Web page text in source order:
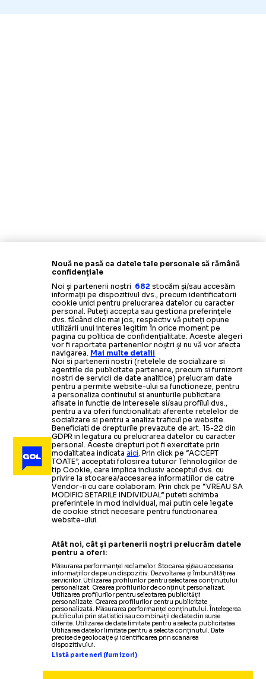
Nouă ne pasă ca datele tale personale să rămână
confidențiale
Noi și partenerii noștri 682 stocăm și/sau accesăm
informații pe dispozitivul dvs., precum identificatorii
cookie unici pentru prelucrarea datelor cu caracter
personal. Puteți accepta sau gestiona preferințele
dvs. făcând clic mai jos, respectiv vă puteți opune
utilizării unui interes legitim în orice moment pe
pagina cu politica de confidențialitate. Aceste alegeri
vor fi raportate partenerilor noștri și nu vă vor afecta
navigarea. Mai multe detalii
Noi si partenerii nostri (retelele de socializare si
agentiile de publicitate partenere, precum si furnizorii
nostri de servicii de date analitice) prelucram date
pentru a permite website-ului sa functioneze, pentru
a personaliza continutul si anunturile publicitare
afisate in functie de interesele si/sau profilul dvs.,
pentru a va oferi functionalitati aferente retelelor de
socializare si pentru a analiza traficul pe website.
Beneficiati de drepturile prevazute de art. 15-22 din
GDPR in legatura cu prelucrarea datelor cu caracter
personal. Aceste drepturi pot fi exercitate prin
modalitatea indicataaici. Prin click pe “ACCEPT
TOATE”, acceptati folosirea tuturor Tehnologiilor de
tip Cookie, care implica inclusiv acceptul dvs. cu
privire la stocarea/accesarea informatiilor de catre
Vendor-ii cu care colaboram. Prin click pe “VREAU SA
MODIFIC SETARILE INDIVIDUAL” puteti schimba
preferintele in mod individual, mai putin cele legate
de cookie strict necesare pentru functionarea
website-ului.
Atât noi, cât și partenerii noștri prelucrăm datele
pentru a oferi:
Măsurarea performanței reclamelor. Stocarea și/sau accesarea
informațiilor de pe un dispozitiv. Dezvoltarea și îmbunătățirea
serviciilor. Utilizarea profilurilor pentru selectarea conținutului
personalizat. Crearea profilurilor de conținut personalizat.
Utilizarea profilurilor pentru selectarea publicității
personalizate. Crearea profilurilor pentru publicitate
personalizată. Măsurarea performanței conținutului. Înțelegerea
publicului prin statistici sau combinații de date din surse
diferite. Utilizarea de date limitate pentru a selecta publicitatea.
Utilizarea datelor limitate pentru a selecta conținutul. Date
precise de geolocație și identificarea prin scanarea
dispozitivului.
Listă parteneri (furnizori)